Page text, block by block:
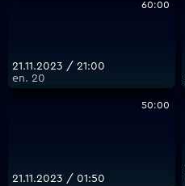
60:00
21.11.2023 / 21:00
еп. 20
50:00
21.11.2023 / 01:50